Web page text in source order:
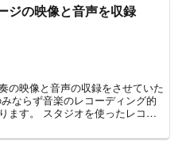
ジの映像と音声を収録
の映像と音声の収録をさせていた
ならず音楽のレコーディング的
ます。 スタジオを使ったレコー